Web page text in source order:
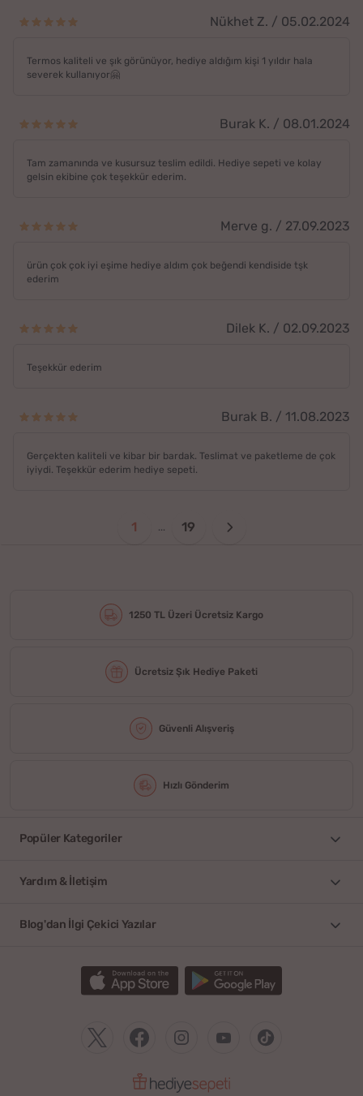
Nükhet Z. / 05.02.2024
Termos kaliteli ve şık görünüyor, hediye aldığım kişi 1 yıldır hala
severek kullanıyor🤗
Burak K. / 08.01.2024
Tam zamanında ve kusursuz teslim edildi. Hediye sepeti ve kolay
gelsin ekibine çok teşekkür ederim.
Merve g. / 27.09.2023
ürün çok çok iyi eşime hediye aldım çok beğendi kendiside tşk
ederim
Dilek K. / 02.09.2023
Teşekkür ederim
Burak B. / 11.08.2023
Gerçekten kaliteli ve kibar bir bardak. Teslimat ve paketleme de çok
iyiydi. Teşekkür ederim hediye sepeti.
1 19
1250 TL Üzeri Ücretsiz Kargo
Ücretsiz Şık Hediye Paketi
Güvenli Alışveriş
Hızlı Gönderim
Popüler Kategoriler
Yardım & İletişim
Blog'dan İlgi Çekici Yazılar